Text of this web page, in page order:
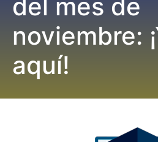
del mes de
noviembre:
aquí!